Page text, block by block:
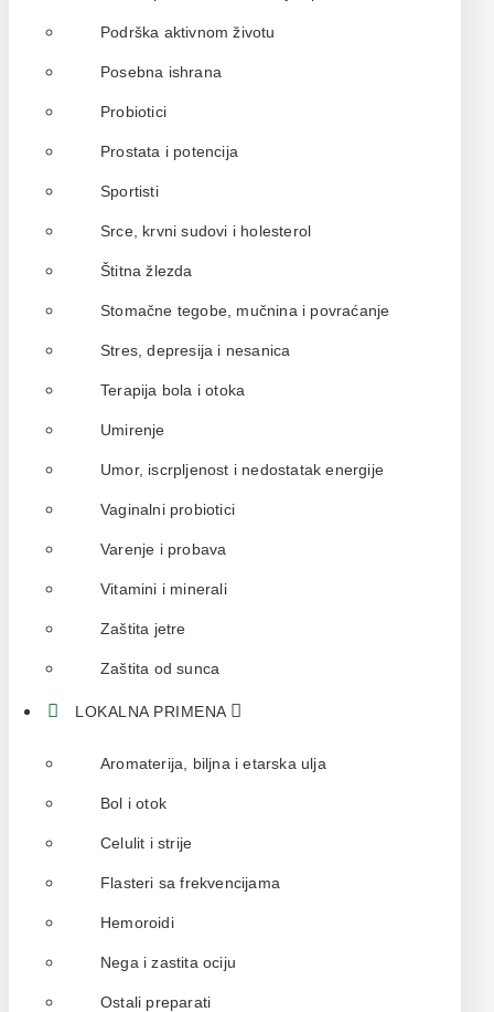
Podrška aktivnom životu
Posebna ishrana
Probiotici
Prostata i potencija
Sportisti
Srce, krvni sudovi i holesterol
Štitna žlezda
Stomačne tegobe, mučnina i povraćanje
Stres, depresija i nesanica
Terapija bola i otoka
Umirenje
Umor, iscrpljenost i nedostatak energije
Vaginalni probiotici
Varenje i probava
Vitamini i minerali
Zaštita jetre
Zaštita od sunca
LOKALNA PRIMENA
Aromaterija, biljna i etarska ulja
Bol i otok
Celulit i strije
Flasteri sa frekvencijama
Hemoroidi
Nega i zastita ociju
Ostali preparati